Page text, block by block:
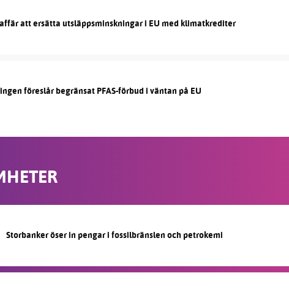
att ersätta utsläppsminskningar i EU med klimatkrediter
föreslår begränsat PFAS-förbud i väntan på EU
Storbanker öser in pengar i fossilbränslen och petrokemi